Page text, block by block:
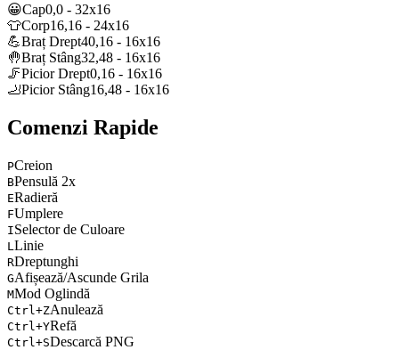
😀Cap0,0 - 32x16
👕Corp16,16 - 24x16
💪Braț Drept40,16 - 16x16
🤚Braț Stâng32,48 - 16x16
🦵Picior Drept0,16 - 16x16
🦶Picior Stâng16,48 - 16x16
Comenzi Rapide
PCreion
BPensulă 2x
ERadieră
FUmplere
ISelector de Culoare
L Linie
RDreptunghi
GAfișează/Ascunde Grila
MMod Oglindă
Ctrl+ZAnulează
Ctrl+YRefă
Ctrl+SDescarcă PNG